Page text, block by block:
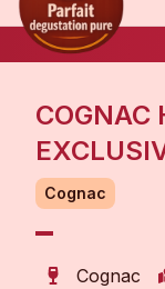
COGNAC
Cognac
Cognac